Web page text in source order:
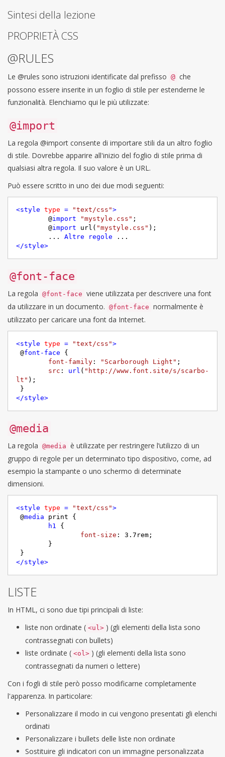
Sintesi della lezione
PROPRIETÀ CSS
@RULES
Le @rules sono istruzioni identificate dal prefisso @ che
possono essere inserite in un foglio di stile per estenderne le
funzionalità. Elenchiamo qui le più utilizzate:
@import
La regola @import consente di importare stili da un altro foglio
di stile. Dovrebbe apparire all'inizio del foglio di stile prima di
qualsiasi altra regola. Il suo valore è un URL.
Può essere scritto in uno dei due modi seguenti:
<style type = "text/css">
	@
import "mystyle.css" ;
	@
import url( "mystyle.css" );
	...
Altre regole
</style>
@font-face
La regola @font-face viene utilizzata per descrivere una font
da utilizzare in un documento. @font-face normalmente è
utilizzato per caricare una font da Internet.
<style type = "text/css">
@font-face {
font-family : "Scarborough Light" ;
src : url ( "http://www.font.site/s/scarbo-
lt" );
</style>
@media
La regola @media è utilizzate per restringere l’utilizzo di un
gruppo di regole per un determinato tipo dispositivo, come, ad
esempio la stampante o uno schermo di determinate
dimensioni.
<style type = "text/css">
@media print {
h1 {
font-size : 3.7rem ;
</style>
LISTE
In HTML, ci sono due tipi principali di liste:
liste non ordinate ( <ul> ) (gli elementi della lista sono
contrassegnati con bullets)
liste ordinate ( <ol> ) (gli elementi della lista sono
contrassegnati da numeri o lettere)
Con i fogli di stile però posso modificarne completamente
l'apparenza. In particolare:
Personalizzare il modo in cui vengono presentati gli elenchi
ordinati
Personalizzare i bullets delle liste non ordinate
Sostituire gli indicatori con un immagine personalizzata